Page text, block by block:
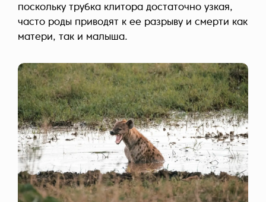
поскольку трубка клитора достаточно узкая,
часто роды приводят к ее разрыву и смерти как
матери, так и малыша.